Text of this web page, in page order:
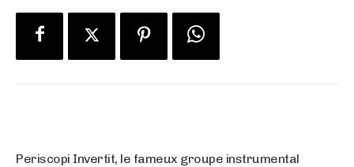
Periscopi Invertit, le fameux groupe instrumental